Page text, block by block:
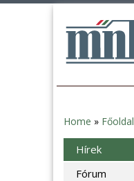
You
are
Home » Főoldal
Hírek
Fórum